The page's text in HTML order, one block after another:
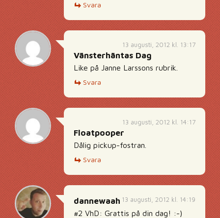
Svara
13 augusti, 2012 kl. 13:17
Vänsterhäntas Dag
Like på Janne Larssons rubrik.
Svara
13 augusti, 2012 kl. 14:17
Floatpooper
Dålig pickup-fostran.
Svara
13 augusti, 2012 kl. 14:19
dannewaah
#2 VhD: Grattis på din dag! :-)